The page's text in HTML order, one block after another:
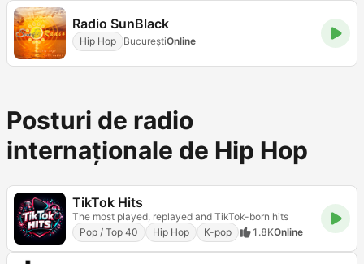
Radio SunBlack
Hip Hop BucureştiOnline
Posturi de radio
internaționale de Hip Hop
TikTok Hits
The most played, replayed and TikTok-born hits
Pop / Top 40
Hip Hop K-pop 1.8KOnline